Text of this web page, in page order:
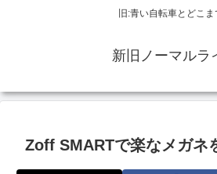
旧:青い自転車とどこま
新旧ノーマルラ
Zoff SMARTで楽なメガネ